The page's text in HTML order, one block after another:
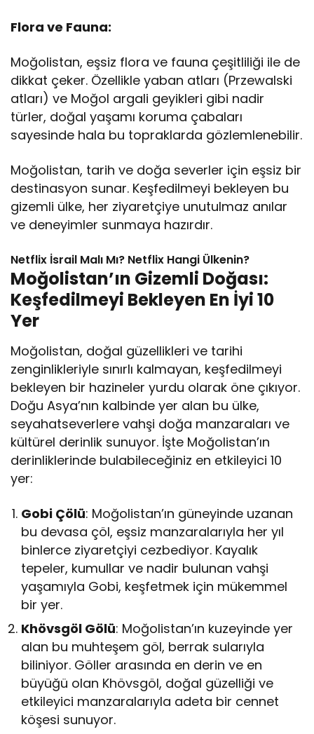
Flora ve Fauna:
Moğolistan, eşsiz flora ve fauna çeşitliliği ile de
dikkat çeker. Özellikle yaban atları (Przewalski
atları) ve Moğol argali geyikleri gibi nadir
türler, doğal yaşamı koruma çabaları
sayesinde hala bu topraklarda gözlemlenebilir.
Moğolistan, tarih ve doğa severler için eşsiz bir
destinasyon sunar. Keşfedilmeyi bekleyen bu
gizemli ülke, her ziyaretçiye unutulmaz anılar
ve deneyimler sunmaya hazırdır.
Netflix İsrail Malı Mı? Netflix Hangi Ülkenin?
Moğolistan’ın Gizemli Doğası:
Keşfedilmeyi Bekleyen En İyi 10
Yer
Moğolistan, doğal güzellikleri ve tarihi
zenginlikleriyle sınırlı kalmayan, keşfedilmeyi
bekleyen bir hazineler yurdu olarak öne çıkıyor.
Doğu Asya’nın kalbinde yer alan bu ülke,
seyahatseverlere vahşi doğa manzaraları ve
kültürel derinlik sunuyor. İşte Moğolistan’ın
derinliklerinde bulabileceğiniz en etkileyici 10
yer:
Gobi Çölü: Moğolistan’ın güneyinde uzanan
bu devasa çöl, eşsiz manzaralarıyla her yıl
binlerce ziyaretçiyi cezbediyor. Kayalık
tepeler, kumullar ve nadir bulunan vahşi
yaşamıyla Gobi, keşfetmek için mükemmel
bir yer.
Khövsgöl Gölü: Moğolistan’ın kuzeyinde yer
alan bu muhteşem göl, berrak sularıyla
biliniyor. Göller arasında en derin ve en
büyüğü olan Khövsgöl, doğal güzelliği ve
etkileyici manzaralarıyla adeta bir cennet
köşesi sunuyor.